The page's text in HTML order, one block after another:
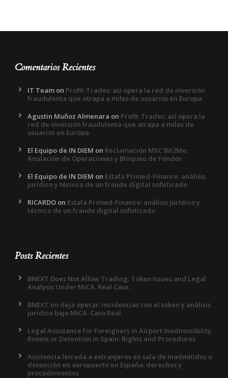
Comentarios Recientes
IT Team on Profit-Trades: así opera la red de inversión
fraudulenta que atrapa a miles de usuarios en Europa
Agustin Muñoz Almenara on Profit-Trades: así opera la
red de inversión fraudulenta que atrapa a miles de
usuarios en Europa
El Equipo de IN DIEM on Reclamación MXC Bit2Me:
Anulación de Operaciones y Bloqueo de Fondos
El Equipo de IN DIEM on Estafa Primed-Finance: análisis
jurídico y técnico de un fraude digital sofisticado
RICARDO on Estafa Primed-Finance: análisis jurídico y
técnico de un fraude digital sofisticado
Posts Recientes
BNEXT Does Not Allow Trading: Token Issues and Legal
Analysis Under MiCA. Real Case.
BNEXT no deja operar: incidencias con el token y análisis
jurídico bajo MiCA. Caso Real.
Legal Assistance for Foreigners in Airport Inadmissibility
Rooms or Detention in Spain: Rights and Procedures
Asistencia letrada a extranjeros en sala de inadmitidos o
detención en aeropuerto en España: derechos y
procedimientos